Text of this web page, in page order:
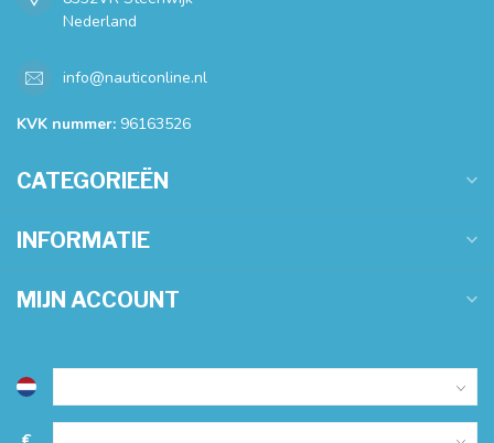
Nederland
info@nauticonline.nl
KVK nummer: 96163526
CATEGORIEËN
INFORMATIE
MIJN ACCOUNT